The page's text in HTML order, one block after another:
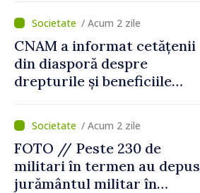
/ Acum 2 zile
CNAM a informat cetățenii
din diasporă despre
drepturile și beneficiile
/ Acum 2 zile
FOTO // Peste 230 de
militari în termen au depus
jurământul militar în